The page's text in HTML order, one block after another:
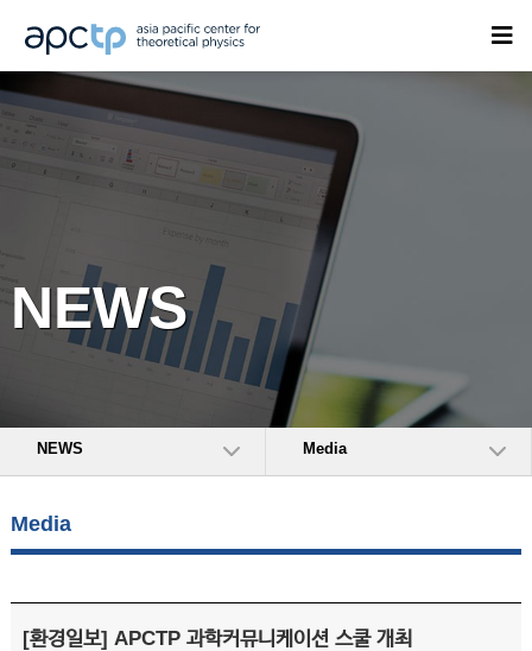
NEWS
NEWS Media
Media
[환경일보] APCTP 과학커뮤니케이션 스쿨 개최